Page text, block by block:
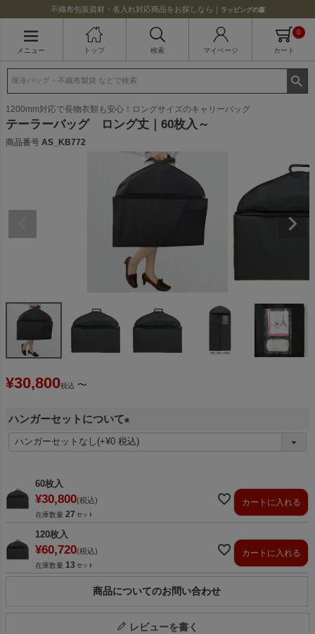
不織布包装資材・名入れ対応商品をお探しなら｜ ラッピングの森
メニュー トップ 検索 マイページ カート
0
1200mm対応で長物衣類も安心！ロングサイズのキャリーバッグ
テーラーバッグ ロング丈｜60枚入～
商品番号 AS_KB772
¥30,800税込 〜
ハンガーセットについて
(
必
60枚入
¥30,800 税込
在庫数量 27
カートに入れる
120枚入
¥60,720 税込
在庫数量 13
カートに入れる
商品についてのお問い合わせ
レビューを書く